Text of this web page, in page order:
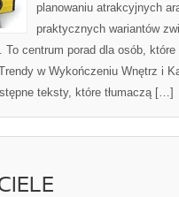
planowaniu atrakcyjnych
praktycznych wariantów
To centrum porad dla osób,
w Wykończeniu Wnętrz i
teksty, które tłumaczą […]